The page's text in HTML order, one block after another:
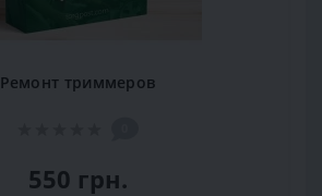
Ремонт триммеров
550 грн.